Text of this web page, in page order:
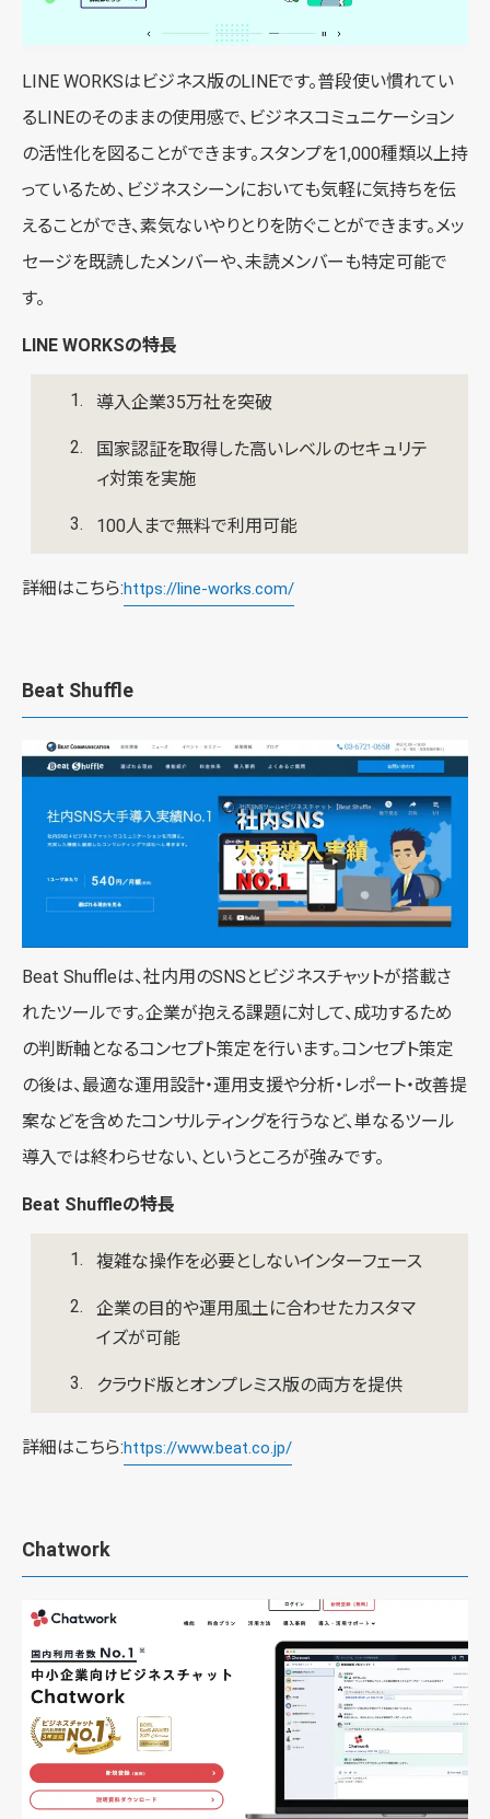
LINE WORKSはビジネス版のLINEです。普段使い慣れてい
るLINEのそのままの使用感で、ビジネスコミュニケーション
の活性化を図ることができます。スタンプを1,000種類以上持
っているため、ビジネスシーンにおいても気軽に気持ちを伝
えることができ、素気ないやりとりを防ぐことができます。メッ
セージを既読したメンバーや、未読メンバーも特定可能で
す。
LINE WORKSの特長
導入企業35万社を突破
国家認証を取得した高いレベルのセキュリテ
ィ対策を実施
100人まで無料で利用可能
詳細はこちら:https://line-works.com/
Beat Shuffle
Beat Shuffleは、社内用のSNSとビジネスチャットが搭載さ
れたツールです。企業が抱える課題に対して、成功するため
の判断軸となるコンセプト策定を行います。コンセプト策定
の後は、最適な運用設計・運用支援や分析・レポート・改善提
案などを含めたコンサルティングを行うなど、単なるツール
導入では終わらせない、というところが強みです。
Beat Shuffleの特長
複雑な操作を必要としないインターフェース
企業の目的や運用風土に合わせたカスタマ
イズが可能
クラウド版とオンプレミス版の両方を提供
詳細はこちら:https://www.beat.co.jp/
Chatwork